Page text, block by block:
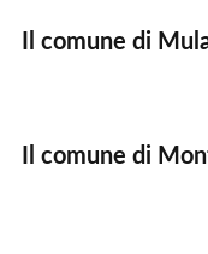
Il comune di
Il comune di